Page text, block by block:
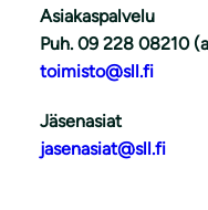
Asiakaspalvelu
Puh. 09 228 08210
toimisto@sll.fi
Jäsenasiat
jasenasiat@sll.fi